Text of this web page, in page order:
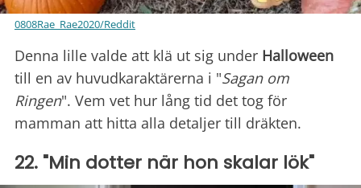
0808Rae_Rae2020/Reddit
Denna lille valde att klä ut sig under Halloween
till en av huvudkaraktärerna i "Sagan om
Ringen". Vem vet hur lång tid det tog för
mamman att hitta alla detaljer till dräkten.
22. "Min dotter när hon skalar lök"